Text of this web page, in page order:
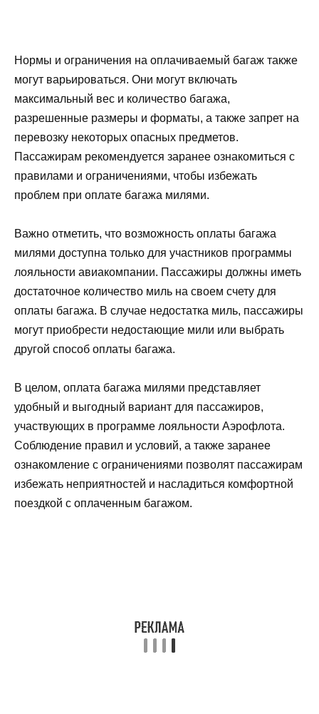
Нормы и ограничения на оплачиваемый багаж также
могут варьироваться. Они могут включать
максимальный вес и количество багажа,
разрешенные размеры и форматы, а также запрет на
перевозку некоторых опасных предметов.
Пассажирам рекомендуется заранее ознакомиться с
правилами и ограничениями, чтобы избежать
проблем при оплате багажа милями.
Важно отметить, что возможность оплаты багажа
милями доступна только для участников программы
лояльности авиакомпании. Пассажиры должны иметь
достаточное количество миль на своем счету для
оплаты багажа. В случае недостатка миль, пассажиры
могут приобрести недостающие мили или выбрать
другой способ оплаты багажа.
В целом, оплата багажа милями представляет
удобный и выгодный вариант для пассажиров,
участвующих в программе лояльности Аэрофлота.
Соблюдение правил и условий, а также заранее
ознакомление с ограничениями позволят пассажирам
избежать неприятностей и насладиться комфортной
поездкой с оплаченным багажом.